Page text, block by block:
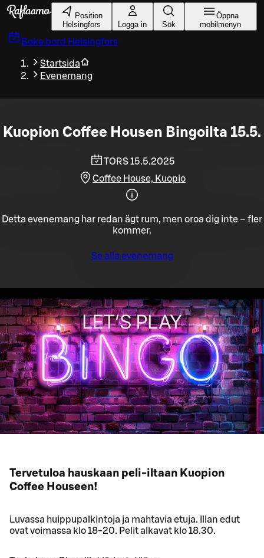
Gå till huvudinnehållet
Position
Helsingfors
Logga in Sök
Öppna
mobilmenyn
Boka bord Helsingfors
Startsida
Evenemang
Kuopion Coffee Housen Bingoilta 15.5.
TORS 15.5.2025
Coffee House, Kuopio
Detta evenemang har redan ägt rum, men oroa dig inte – fler
kommer.
Se alla evenemang
Tervetuloa hauskaan peli-iltaan Kuopion
Coffee Houseen!
Luvassa huippupalkintoja ja mahtavia etuja. Illan edut
ovat voimassa klo 18-20. Pelit alkavat klo 18.30.